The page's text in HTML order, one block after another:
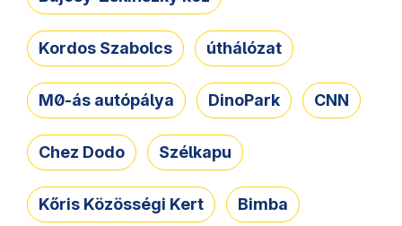
Kordos Szabolcs úthálózat
M0-ás autópálya DinoPark CNN
Chez Dodo Szélkapu
Kőris Közösségi Kert Bimba